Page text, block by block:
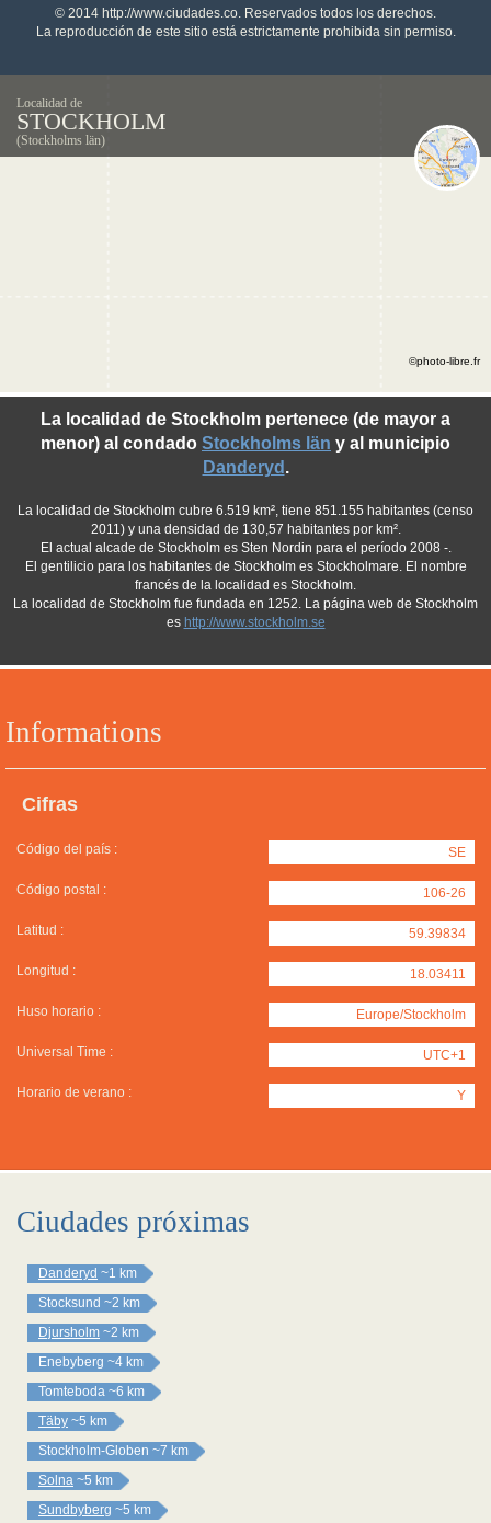
© 2014 http://www.ciudades.co. Reservados todos los derechos.
La reproducción de este sitio está estrictamente prohibida sin permiso.
Localidad de
STOCKHOLM
(Stockholms län)
Informations
Cifras
Código del país : SE
Código postal : 106-26
Latitud : 59.39834
Longitud : 18.03411
Huso horario : Europe/Stockholm
Universal Time : UTC+1
Horario de verano : Y
La localidad de Stockholm pertenece (de mayor a
menor) al condado Stockholms län y al municipio
Danderyd .
La localidad de Stockholm cubre 6.519 km², tiene 851.155 habitantes (censo
2011) y una densidad de 130,57 habitantes por km².
El actual alcade de Stockholm es Sten Nordin para el período 2008 -.
El gentilicio para los habitantes de Stockholm es Stockholmare. El nombre
francés de la localidad es Stockholm.
La localidad de Stockholm fue fundada en 1252. La página web de Stockholm
es http://www.stockholm.se
©photo-libre.fr
Ciudades próximas
Danderyd ~1 km
Stocksund ~2 km
Djursholm ~2 km
Enebyberg ~4 km
Tomteboda ~6 km
Täby ~5 km
Stockholm-Globen ~7 km
Solna ~5 km
Sundbyberg ~5 km